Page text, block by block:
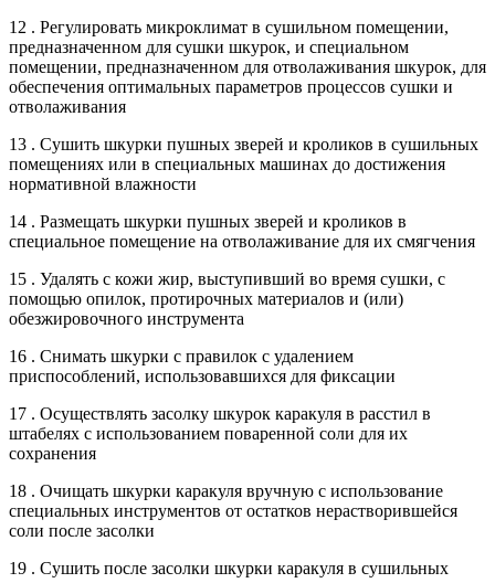
12 . Регулировать микроклимат в сушильном помещении,
предназначенном для сушки шкурок, и специальном
помещении, предназначенном для отволаживания шкурок, для
обеспечения оптимальных параметров процессов сушки и
отволаживания
13 . Сушить шкурки пушных зверей и кроликов в сушильных
помещениях или в специальных машинах до достижения
нормативной влажности
14 . Размещать шкурки пушных зверей и кроликов в
специальное помещение на отволаживание для их смягчения
15 . Удалять с кожи жир, выступивший во время сушки, с
помощью опилок, протирочных материалов и (или)
обезжировочного инструмента
16 . Снимать шкурки с правилок с удалением
приспособлений, использовавшихся для фиксации
17 . Осуществлять засолку шкурок каракуля в расстил в
штабелях с использованием поваренной соли для их
сохранения
18 . Очищать шкурки каракуля вручную с использование
специальных инструментов от остатков нерастворившейся
соли после засолки
19 . Сушить после засолки шкурки каракуля в сушильных